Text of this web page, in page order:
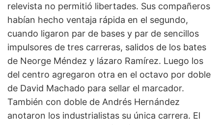
relevista no permitió libertades. Sus compañeros
habían hecho ventaja rápida en el segundo,
cuando ligaron par de bases y par de sencillos
impulsores de tres carreras, salidos de los bates
de Neorge Méndez y lázaro Ramírez. Luego los
del centro agregaron otra en el octavo por doble
de David Machado para sellar el marcador.
También con doble de Andrés Hernández
anotaron los industrialistas su única carrera. El